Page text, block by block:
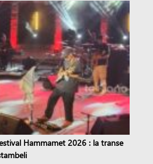
Hammamet 2026 : la transe